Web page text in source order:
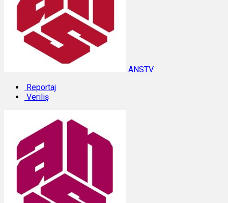
ANSTV
Reportaj
Veriliş